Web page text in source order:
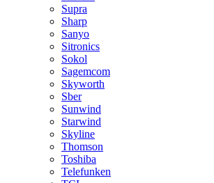
Supra
Sharp
Sanyo
Sitronics
Sokol
Sagemcom
Skyworth
Sber
Sunwind
Starwind
Skyline
Thomson
Toshiba
Telefunken